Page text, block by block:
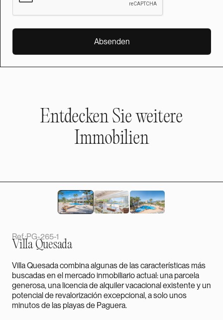
Entdecken Sie weitere
Immobilien
Villa Quesada
Ref.:PG-265-1
Villa Quesada combina algunas de las características más
buscadas en el mercado inmobiliario actual: una parcela
generosa, una licencia de alquiler vacacional existente y un
potencial de revalorización excepcional, a solo unos
minutos de las playas de Paguera.